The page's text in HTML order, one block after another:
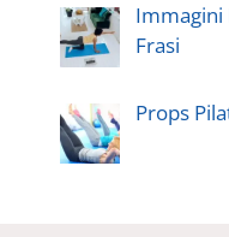
Immagini
Frasi
Props